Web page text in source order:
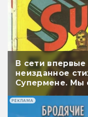
В сети
неизданное
Супермене. Мы
РЕКЛАМА